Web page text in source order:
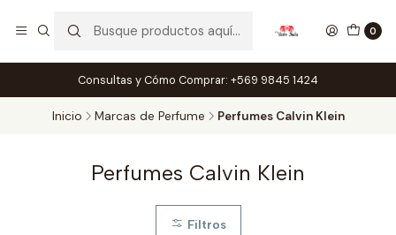
0
Consultas y Cómo Comprar: +569 9845 1424
Inicio Marcas de Perfume Perfumes Calvin Klein
Perfumes Calvin Klein
Filtros